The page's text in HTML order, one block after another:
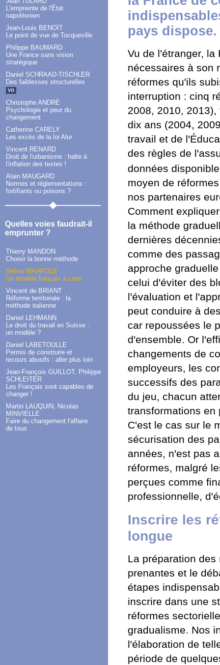
L'empreinte de l'État
napoléonien
Jean-Louis BENOÎT
Le point de vue de Tocqueville
Philippe BAUMARD
Une France sans vision
stratégique
Daniel SCHRAAD-TISCHLER
Des faiblesses structurelles
VO
Christophe ANDRÉ
Psychologie et peur du
changement
Catherine CARELY
Les excès de la loi Alur
Vincent RENARD
Droit de l'urbanisme : halte à
l'inflation des textes !
Alain MAUGARD
Normes et réglementations :
fortifiants ou poisons ?
Quelles voies faudrait-il
emprunter ?
Thierry MANDON
Choisir la bonne méthode
Selma MAHFOUZ
Un modèle français à créer
Vincent de BRIANT
Réforme territoriale : la
méthode italienne
Daniel LEHMANN
Le droit du travail en Suisse :
un modèle ?
Daniel LABETOULLE
Permis de construire et
recours abusifs : aller plus loin
Jean-François GUILLOT, Philippe
SCHLEITER
Les Français sont capables de
changer !
Martin LAUQUIN, Nicolas
MINVIELLE
Faire du changement l'affaire
de tous
pays dispose.
Vu de l'étranger,
nécessaires à son
réformes qu'ils
interruption : cinq
2008, 2010,
dix ans (2004,
travail et de
des règles de
données
moyen de
nos partenaires
Comment
la méthode
dernières
comme des
approche
celui d'éviter des
l'évaluation et
peut conduire à
car repoussées le
d'ensemble. Or
changements de
employeurs, les
successifs des
du jeu, chacun
transformations en
C'est le cas sur le
sécurisation des
années, n'est pas
réformes, malgré
perçues comme
professionnelle,
Inscrire les
longue
La préparation
prenantes et le
étapes
inscrire dans une
réformes
gradualisme. Nos
l'élaboration de
période de